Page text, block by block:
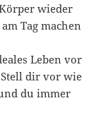
wieder
Tag machen
Leben vor
dir vor wie
du immer